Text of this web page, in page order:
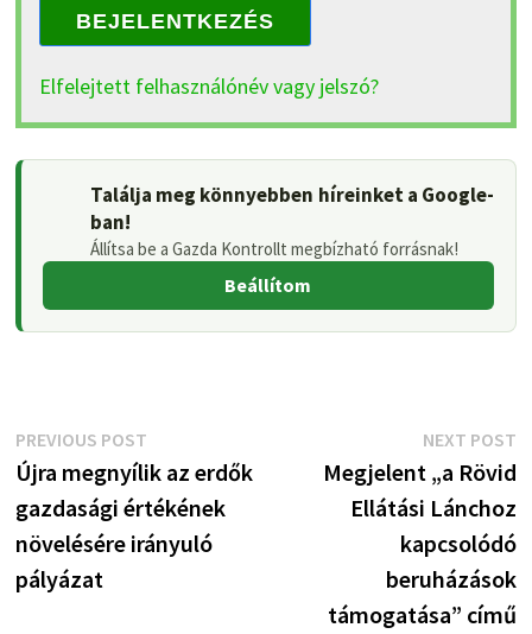
BEJELENTKEZÉS
Elfelejtett felhasználónév vagy jelszó?
Találja meg könnyebben híreinket a Google-
ban!
Állítsa be a Gazda Kontrollt megbízható forrásnak!
Beállítom
Bejegyzés
navigáció
PREVIOUS POSTPrevious
post:
Újra megnyílik az erdők
gazdasági értékének
növelésére irányuló
pályázat
NEXT POST
Megjelent „a Rövid
Ellátási Lánchoz
kapcsolódó
beruházások
támogatása” című